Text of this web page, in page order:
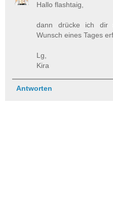
Hallo flashtaig,
dann drücke ich dir
Wunsch eines Tages
Lg,
Kira
Antworten